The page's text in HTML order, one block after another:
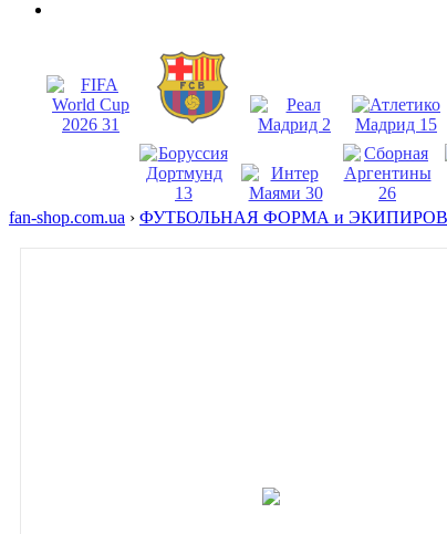
fan-shop.com.ua › ФУТБОЛЬНАЯ ФОРМА и